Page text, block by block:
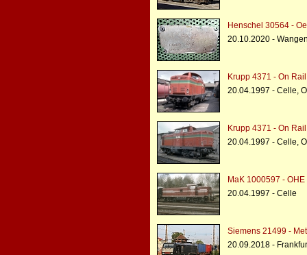
Henschel 30564 -
20.10.2020 -
Krupp 4371 - On
20.04.1997 - Celle,
Krupp 4371 - On
20.04.1997 - Celle,
MaK 1000597 -
20.04.1997 - Celle
Siemens 21499 -
20.09.2018 -